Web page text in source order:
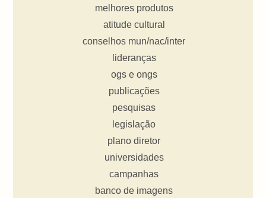
melhores produtos
atitude cultural
conselhos mun/nac/inter
lideranças
ogs e ongs
publicações
pesquisas
legislação
plano diretor
universidades
campanhas
banco de imagens